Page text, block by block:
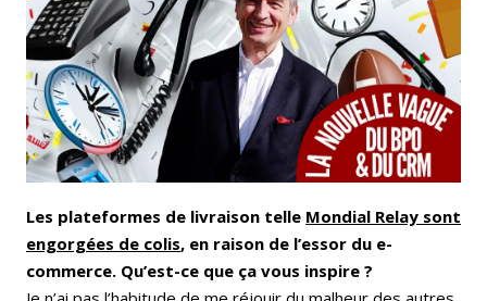
Email Facebook LinkedIn
Bluesky Whatsapp
Les plateformes de livraison telle Mondial Relay sont
engorgées de colis, en raison de l’essor du e-
commerce. Qu’est-ce que ça vous inspire ?